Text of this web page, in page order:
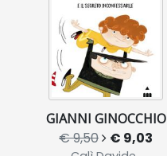
GIANNI GINOCCHIO
€ 9,50 € 9,03